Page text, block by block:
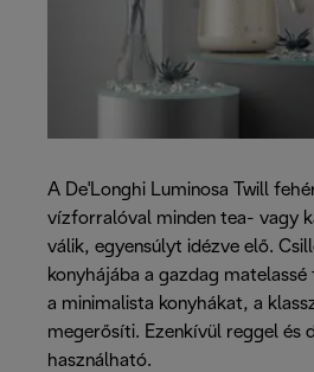
A De'Longhi Luminosa Twill
vízforralóval minden tea- vagy
válik, egyensúlyt idézve elő.
konyhájába a gazdag
a minimalista konyhákat, a
megerősíti. Ezenkívül reggel és
használható.